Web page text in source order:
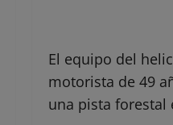
El equipo del
motorista de 49
una pista forestal